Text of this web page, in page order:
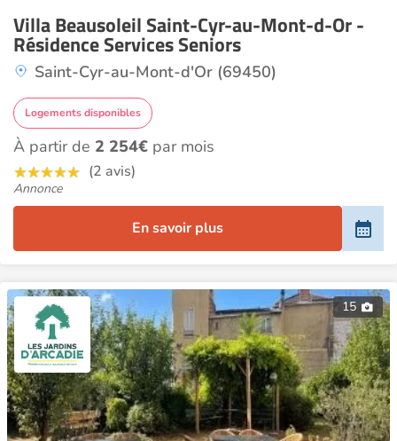
Villa Beausoleil Saint-Cyr-au-Mont-d-Or -
Résidence Services Seniors
Saint-Cyr-au-Mont-d'Or (69450)
Logements disponibles
À partir de 2 254€ par mois
(2 avis)
Annonce
En savoir plus
15